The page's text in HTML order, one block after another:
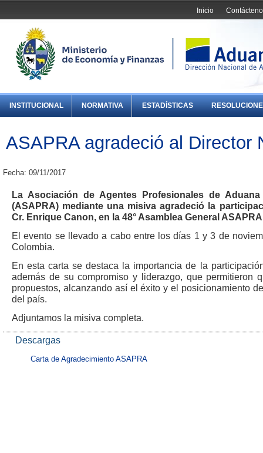
Inicio
INSTITUCIONAL NORMATIVA ESTADÍSTICAS
ASAPRA agradeció al Director
Fecha: 09/11/2017
La Asociación de Agentes Profesionales de
(ASAPRA) mediante una misiva agradeció la
Cr. Enrique Canon, en la 48° Asamblea General
El evento se llevado a cabo entre los días 1 y 3 de
Colombia.
En esta carta se destaca la importancia de la
además de su compromiso y liderazgo, que permitieron
propuestos, alcanzando así el éxito y el posicionamiento
del país.
Adjuntamos la misiva completa.
Descargas
Carta de Agradecimiento ASAPRA